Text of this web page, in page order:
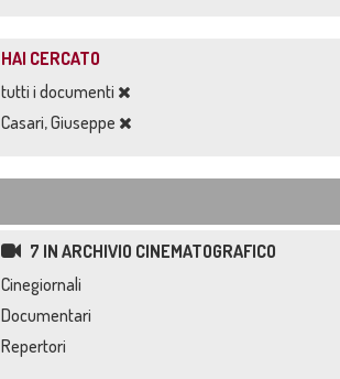
HAI CERCATO
tutti i documenti
Casari, Giuseppe
7 IN ARCHIVIO CINEMATOGRAFICO
Cinegiornali
Documentari
Repertori